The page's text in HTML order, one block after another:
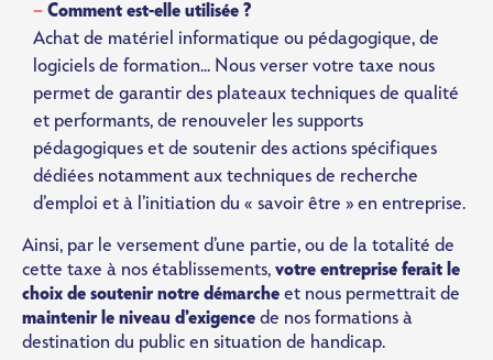
Comment est-elle utilisée ?
Achat de matériel informatique ou pédagogique, de
logiciels de formation... Nous verser votre taxe nous
permet de garantir des plateaux techniques de qualité
et performants, de renouveler les supports
pédagogiques et de soutenir des actions spécifiques
dédiées notamment aux techniques de recherche
d’emploi et à l’initiation du « savoir être » en entreprise.
Ainsi, par le versement d’une partie, ou de la totalité de
cette taxe à nos établissements, votre entreprise ferait le
choix de soutenir notre démarche et nous permettrait de
maintenir le niveau d’exigence de nos formations à
destination du public en situation de handicap.